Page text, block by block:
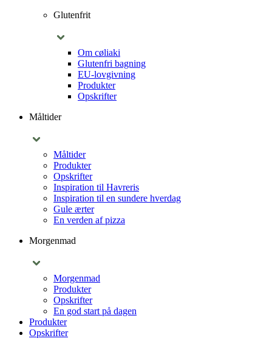
Glutenfrit
Om cøliaki
Glutenfri bagning
EU-lovgivning
Produkter
Opskrifter
Måltider
Måltider
Produkter
Opskrifter
Inspiration til Havreris
Inspiration til en sundere hverdag
Gule ærter
En verden af pizza
Morgenmad
Morgenmad
Produkter
Opskrifter
En god start på dagen
Produkter
Opskrifter